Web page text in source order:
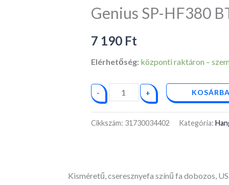
Genius SP-HF380
7 190 Ft
Elérhetőség: központi raktáron –
-
BT
Bluetooth
hangfal
+
Cikkszám: 31730034402 Kategória:
Kisméretű, cseresznyefa színű fa dobozos,